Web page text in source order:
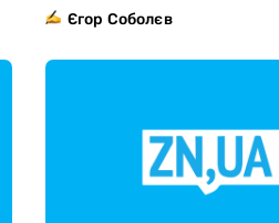
Єгор Соболєв